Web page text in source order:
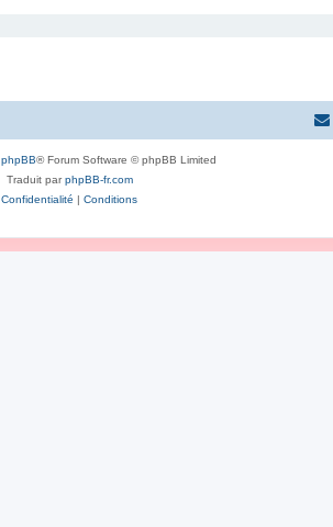
phpBB® Forum Software © phpBB Limited
Traduit parphpBB-fr.com
Confidentialité | Conditions